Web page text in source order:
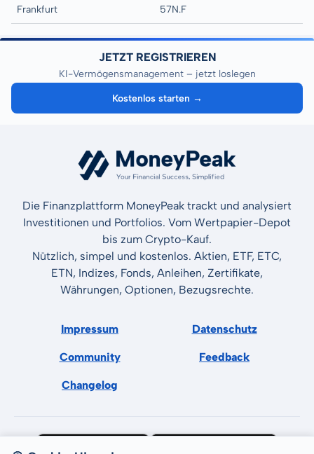
Frankfurt 57N.F
JETZT REGISTRIEREN
KI-Vermögensmanagement – jetzt loslegen
Kostenlos starten →
Die Finanzplattform MoneyPeak trackt und analysiert
Investitionen und Portfolios. Vom Wertpapier-Depot
bis zum Crypto-Kauf.
Nützlich, simpel und kostenlos. Aktien, ETF, ETC,
ETN, Indizes, Fonds, Anleihen, Zertifikate,
Währungen, Optionen, Bezugsrechte.
Impressum Datenschutz
Community Feedback
Changelog